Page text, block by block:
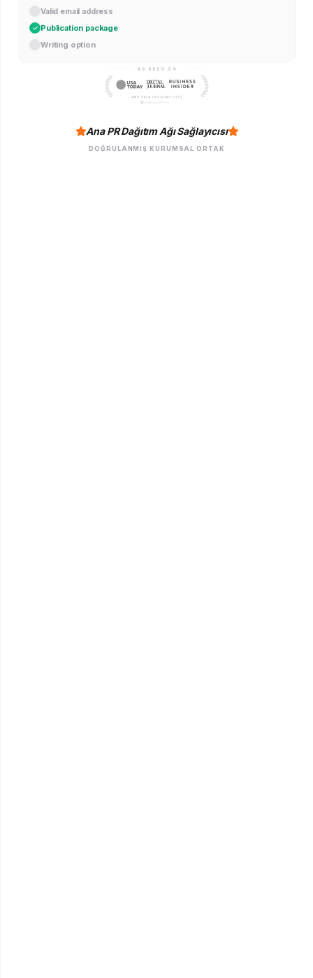
Valid email address
Publication package
Writing option
Ana PR Dağıtım Ağı Sağlayıcısı
DOĞRULANMIŞ KURUMSAL ORTAK